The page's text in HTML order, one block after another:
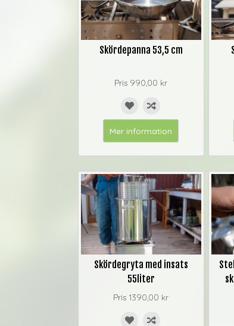
Skördepanna 53,5 cm
Pris 990,00 kr
Mer information
Skördegryta med insats
55liter
Pris 1390,00 kr